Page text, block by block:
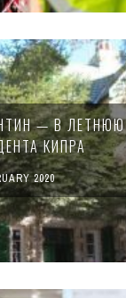
— В ЛЕТНЮЮ
КИПРА
2020